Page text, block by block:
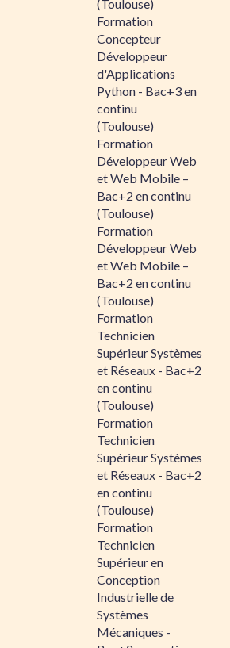
(Toulouse)
Formation
Concepteur
Développeur
d'Applications
Python - Bac+3 en
continu
(Toulouse)
Formation
Développeur Web
et Web Mobile –
Bac+2 en continu
(Toulouse)
Formation
Développeur Web
et Web Mobile –
Bac+2 en continu
(Toulouse)
Formation
Technicien
Supérieur Systèmes
et Réseaux - Bac+2
en continu
(Toulouse)
Formation
Technicien
Supérieur Systèmes
et Réseaux - Bac+2
en continu
(Toulouse)
Formation
Technicien
Supérieur en
Conception
Industrielle de
Systèmes
Mécaniques -